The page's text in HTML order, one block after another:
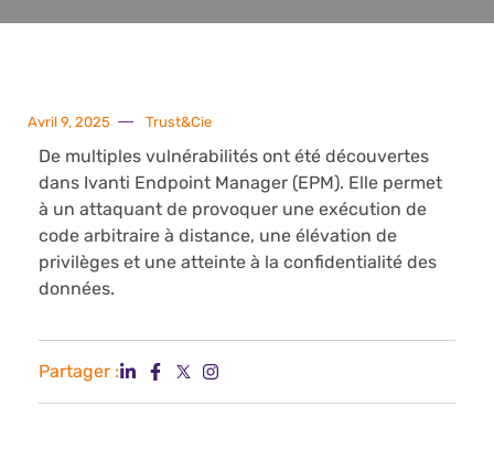
Avril 9, 2025 Trust&Cie
De multiples vulnérabilités ont été découvertes
dans Ivanti Endpoint Manager (EPM). Elle permet
à un attaquant de provoquer une exécution de
code arbitraire à distance, une élévation de
privilèges et une atteinte à la confidentialité des
données.
Partager :